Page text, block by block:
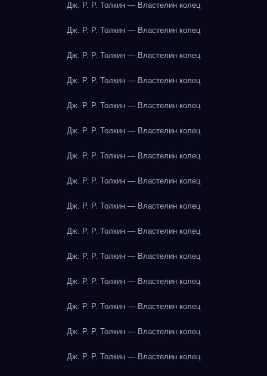
Дж. Р. Р. Толкин — Властелин колец
Дж. Р. Р. Толкин — Властелин колец
Дж. Р. Р. Толкин — Властелин колец
Дж. Р. Р. Толкин — Властелин колец
Дж. Р. Р. Толкин — Властелин колец
Дж. Р. Р. Толкин — Властелин колец
Дж. Р. Р. Толкин — Властелин колец
Дж. Р. Р. Толкин — Властелин колец
Дж. Р. Р. Толкин — Властелин колец
Дж. Р. Р. Толкин — Властелин колец
Дж. Р. Р. Толкин — Властелин колец
Дж. Р. Р. Толкин — Властелин колец
Дж. Р. Р. Толкин — Властелин колец
Дж. Р. Р. Толкин — Властелин колец
Дж. Р. Р. Толкин — Властелин колец